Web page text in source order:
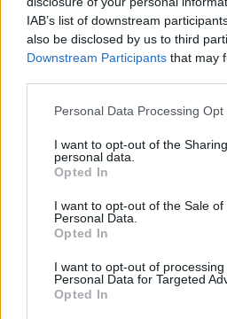
IAB’s list of downstream
also be disclosed by us to third
Downstream Participants that may
Please note that this website/app
not limited to your visit or usage
grant or deny consent to Google
use your data for below specified
consent section.
Personal Data Processing Opt
I want to opt-out of the
personal data.
Opted In
I want to opt-out of the Sale of
Personal Data.
Opted In
I want to opt-out of processing
Personal Data for Targeted
Opted In
«`
Staff